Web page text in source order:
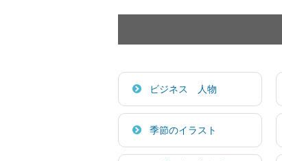
ビジネス 人物
季節のイラスト